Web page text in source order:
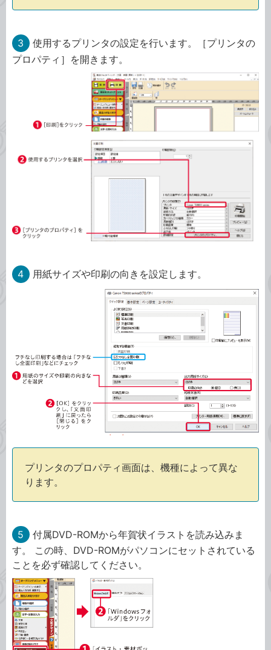
3
使用するプリンタの設定を行います。［プリンタの
プロパティ］を開きます。
4 用紙サイズや印刷の向きを設定します。
プリンタのプロパティ画面は、機種によって異な
ります。
5
付属DVD-ROMから年賀状イラストを読み込みま
す。 この時、DVD-ROMがパソコンにセットされている
ことを必ず確認してください。